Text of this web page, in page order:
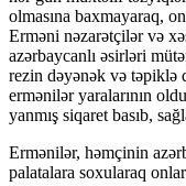
olmasına baxmayaraq,
Erməni nəzarətçilər və
azərbaycanlı əsirləri
rezin dəyənək və təpiklə
ermənilər yaralarının
yanmış siqaret basıb,
Ermənilər, həmçinin
palatalara soxularaq